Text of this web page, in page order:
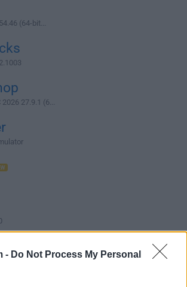
- Do Not Process My Personal
(64-bit...
27.9.1 (6...